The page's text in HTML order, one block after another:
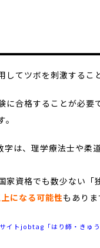
してツボを刺激するこ
に合格することが必
は、理学療法士や柔
家資格でも数少ない
になる可能性もありま
イトjobtag「はり師・きゅう